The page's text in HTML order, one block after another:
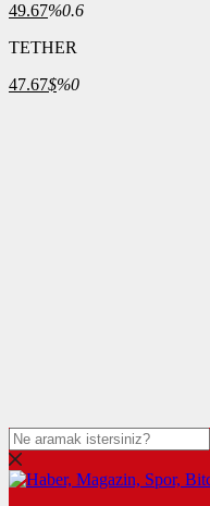
49.67%0.6
TETHER
47.67$%0